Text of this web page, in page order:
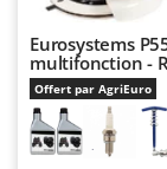
Eurosystems
multifonction -
Offert par AgriEuro